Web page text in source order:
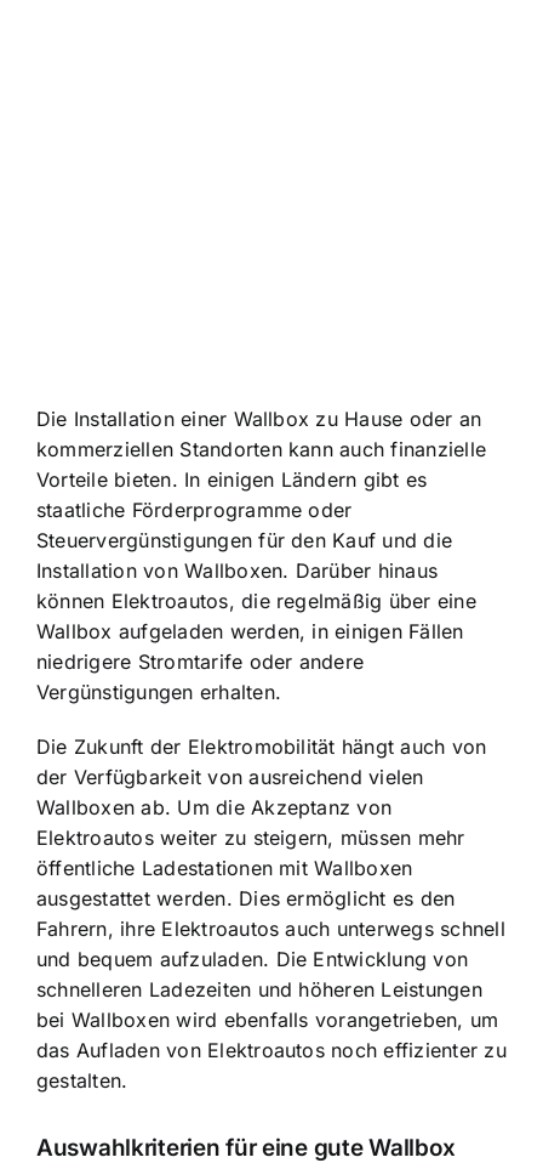
Die Installation einer Wallbox zu Hause oder an
kommerziellen Standorten kann auch finanzielle
Vorteile bieten. In einigen Ländern gibt es
staatliche Förderprogramme oder
Steuervergünstigungen für den Kauf und die
Installation von Wallboxen. Darüber hinaus
können Elektroautos, die regelmäßig über eine
Wallbox aufgeladen werden, in einigen Fällen
niedrigere Stromtarife oder andere
Vergünstigungen erhalten.
Die Zukunft der Elektromobilität hängt auch von
der Verfügbarkeit von ausreichend vielen
Wallboxen ab. Um die Akzeptanz von
Elektroautos weiter zu steigern, müssen mehr
öffentliche Ladestationen mit Wallboxen
ausgestattet werden. Dies ermöglicht es den
Fahrern, ihre Elektroautos auch unterwegs schnell
und bequem aufzuladen. Die Entwicklung von
schnelleren Ladezeiten und höheren Leistungen
bei Wallboxen wird ebenfalls vorangetrieben, um
das Aufladen von Elektroautos noch effizienter zu
gestalten.
Auswahlkriterien für eine gute Wallbox